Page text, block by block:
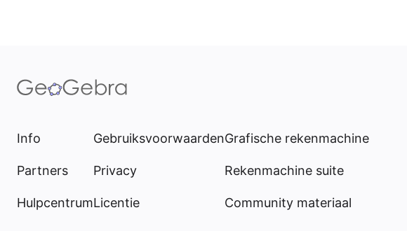
Info
Partners
Hulpcentrum
Gebruiksvoorwaarden
Privacy
Licentie
Grafische rekenmachine
Rekenmachine suite
Community materiaal